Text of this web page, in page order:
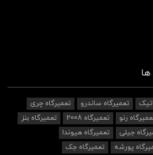
تعمیرگاه ساندرو
تعمیرگاه چری
رنو تعمیرگاه 2008
تعمیرگاه بنز
جیلی
تعمیرگاه هیوندا
پورشه
تعمیرگاه جک